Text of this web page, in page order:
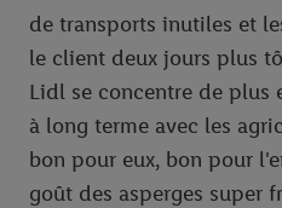
de transports inutiles et
le client deux jours plus
Lidl se concentre de plus
à long terme avec les
bon pour eux, bon pour
goût des asperges super